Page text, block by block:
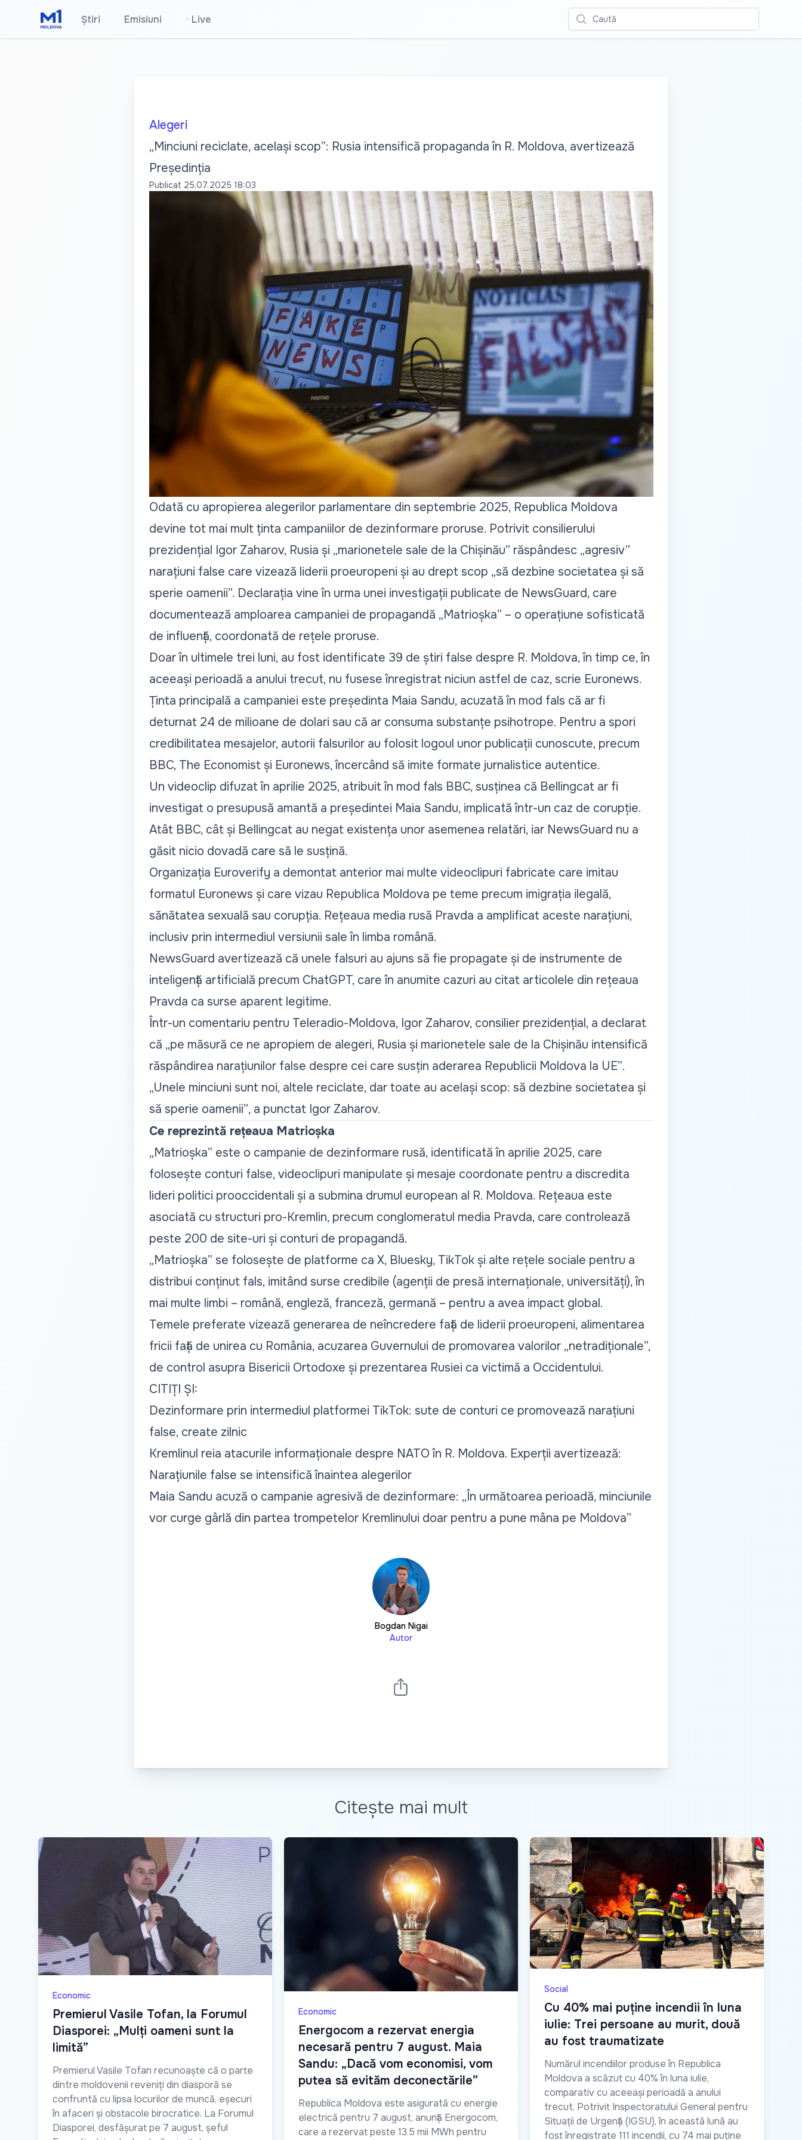
Știri Emisiuni • Live Caută
Alegeri
„Minciuni reciclate, același scop”: Rusia intensifică propaganda în R. Moldova, avertizează
Președinția
Publicat 25.07.2025 18:03
Odată cu apropierea alegerilor parlamentare din septembrie 2025, Republica Moldova
devine tot mai mult ținta campaniilor de dezinformare proruse. Potrivit consilierului
prezidențial Igor Zaharov, Rusia și „marionetele sale de la Chișinău” răspândesc „agresiv”
narațiuni false care vizează liderii proeuropeni și au drept scop „să dezbine societatea și să
sperie oamenii”. Declarația vine în urma unei investigații publicate de NewsGuard,care
documentează amploarea campaniei de propagandă „Matrioșka” – o operațiune sofisticată
de influență, coordonată de rețele proruse.
Doar în ultimele trei luni, au fost identificate 39 de știri false despre R. Moldova, în timp ce, în
aceeași perioadă a anului trecut, nu fusese înregistrat niciun astfel de caz, scrie Euronews.
Ținta principală a campaniei este președinta Maia Sandu, acuzată în mod fals că ar fi
deturnat 24 de milioane de dolari sau că ar consuma substanțe psihotrope. Pentru a spori
credibilitatea mesajelor, autorii falsurilor au folosit logoul unor publicații cunoscute, precum
BBC, The Economist și Euronews, încercând să imite formate jurnalistice autentice.
Un videoclip difuzat în aprilie 2025, atribuit în mod fals BBC, susținea că Bellingcat ar fi
investigat o presupusă amantă a președintei Maia Sandu, implicată într-un caz de corupție.
Atât BBC, cât și Bellingcat au negat existența unor asemenea relatări, iar NewsGuard nu a
găsit nicio dovadă care să le susțină.
Organizația Euroverify a demontat anterior mai multe videoclipuri fabricate care imitau
formatul Euronews și care vizau Republica Moldova pe teme precum imigrația ilegală,
sănătatea sexuală sau corupția. Rețeaua media rusă Pravda a amplificat aceste narațiuni,
inclusiv prin intermediul versiunii sale în limba română.
NewsGuard avertizează că unele falsuri au ajuns să fie propagate și de instrumente de
inteligență artificială precum ChatGPT, care în anumite cazuri au citat articolele din rețeaua
Pravda ca surse aparent legitime.
Într-un comentariu pentru Teleradio-Moldova, Igor Zaharov, consilier prezidențial, a declarat
că „pe măsură ce ne apropiem de alegeri, Rusia și marionetele sale de la Chișinău intensifică
răspândirea narațiunilor false despre cei care susțin aderarea Republicii Moldova la UE”.
„Unele minciuni sunt noi, altele reciclate, dar toate au același scop: să dezbine societatea și
să sperie oamenii”, a punctat Igor Zaharov.
Ce reprezintă rețeaua Matrioșka
„Matrioșka” este o campanie de dezinformare rusă, identificată în aprilie 2025, care
folosește conturi false, videoclipuri manipulate și mesaje coordonate pentru a discredita
lideri politici prooccidentali și a submina drumul european al R. Moldova. Rețeaua este
asociată cu structuri pro-Kremlin, precum conglomeratul media Pravda,care controlează
peste 200 de site-uri și conturi de propagandă.
„Matrioșka” se folosește de platforme ca X, Bluesky, TikTok și alte rețele sociale pentru a
distribui conținut fals, imitând surse credibile (agenții de presă internaționale, universități), în
mai multe limbi – română, engleză, franceză, germană – pentru a avea impact global.
Temele preferate vizează generarea de neîncredere față de liderii proeuropeni, alimentarea
fricii față de unirea cu România, acuzarea Guvernului de promovarea valorilor „netradiționale”,
de control asupra Bisericii Ortodoxe și prezentarea Rusiei ca victimă a Occidentului.
CITIȚI ȘI:
Dezinformare prin intermediul platformei TikTok: sute de conturi ce promovează narațiuni
false, create zilnic
Kremlinul reia atacurile informaționale despre NATO în R. Moldova. Experții avertizează:
Narațiunile false se intensifică înaintea alegerilor
Maia Sandu acuză o campanie agresivă de dezinformare: „În următoarea perioadă, minciunile
vor curge gârlă din partea trompetelor Kremlinului doar pentru a pune mâna pe Moldova”
Bogdan Nigai
Autor
Citește mai mult
Economic
Premierul Vasile Tofan, la Forumul
Diasporei: „Mulți oameni sunt la
limită”
Premierul Vasile Tofan recunoaște că o parte
dintre moldovenii reveniți din diasporă se
confruntă cu lipsa locurilor de muncă, eșecuri
în afaceri și obstacole birocratice. La Forumul
Diasporei, desfășurat pe 7 august, șeful
Economic
Energocom a rezervat energia
necesară pentru 7 august. Maia
Sandu: „Dacă vom economisi, vom
putea să evităm deconectările”
Republica Moldova este asigurată cu energie
electrică pentru 7 august, anunță Energocom,
care a rezervat peste 13.5 mii MWh pentru
Social
Cu 40% mai puține incendii în luna
iulie: Trei persoane au murit, două
au fost traumatizate
Numărul incendiilor produse în Republica
Moldova a scăzut cu 40% în luna iulie,
comparativ cu aceeași perioadă a anului
trecut. Potrivit Inspectoratului General pentru
Situații de Urgență (IGSU), în această lună au
fost înregistrate 111 incendii, cu 74 mai puține